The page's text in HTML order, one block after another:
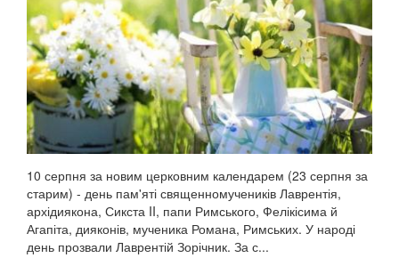
10 серпня за новим церковним календарем (23 серпня за
старим) - день пам'яті священномучеників Лаврентія,
архідиякона, Сикста II, папи Римського, Фелікісима й
Агапіта, дияконів, мученика Романа, Римських. У народі
день прозвали Лаврентій Зорічник. За с...